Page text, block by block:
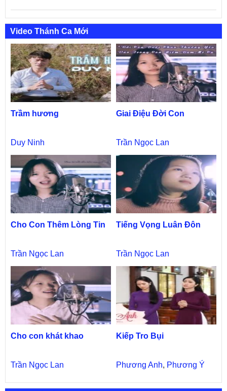
Video Thánh Ca Mới
Trầm hương
Duy Ninh
Giai Điệu Đời Con
Trần Ngọc Lan
Cho Con Thêm Lòng Tin
Trần Ngọc Lan
Tiếng Vọng Luân Đôn
Trần Ngọc Lan
Cho con khát khao
Trần Ngọc Lan
Kiếp Tro Bụi
Phương Anh, Phương Ý